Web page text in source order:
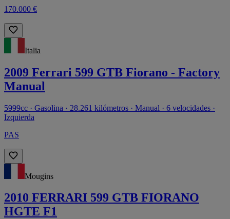
170.000 €
Italia
2009 Ferrari 599 GTB Fiorano - Factory
Manual
5999cc · Gasolina · 28.261 kilómetros · Manual · 6 velocidades ·
Izquierda
PAS
Mougins
2010 FERRARI 599 GTB FIORANO
HGTE F1